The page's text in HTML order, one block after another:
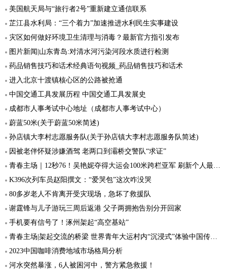
美国航天局与“旅行者2号”重新建立通信联系
芷江县水利局：“三个着力”加速推进水利民生实事建设
灾区如何做好环境卫生清理与消毒？最新官方指引发布
图片新闻|山东青岛:对清水河污染河段水质进行检测
药品销售技巧和话术经典语句视频_药品销售技巧和话术
进入北京十渡镇核心区的公路被抢通
中国交通工具发展历程 中国交通工具发展史
成都市人事考试中心地址（成都市人事考试中心）
蔚蓝50米(关于蔚蓝50米简述)
孙店镇大李村志愿服务队(关于孙店镇大李村志愿服务队简述)
因被老伴怀疑涉嫌酒驾 老两口到灞桥交警队“求证”
青春主场｜12秒76！吴艳妮夺得大运会100米跨栏亚军 刷新个人最好成绩
K396次列车员赵阳撰文：“爱哭包”这次咋没哭
80多岁老人不肯离开受灾现场，急坏了救援队
谢霆锋与儿子游玩三周后返港 父子两拥抱告别分开回家
手机要有信号了！涿州架起“高空基站”
青春主场|架起交流的桥梁 世界青年大运村内“沉浸式”体验中国传统文化
2023中国咖啡消费地域市场格局分析
河水突然暴涨，6人被困河中，警方紧急救援！